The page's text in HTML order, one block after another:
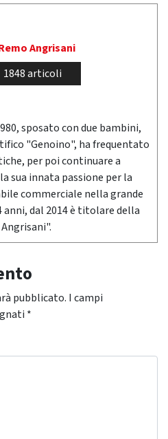
Angrisani
1848 articoli
sposato con due bambini,
"Genoino", ha frequentato
per poi continuare a
sua innata passione per la
commerciale nella grande
dal 2014 è titolare della
pubblicato. I campi
*